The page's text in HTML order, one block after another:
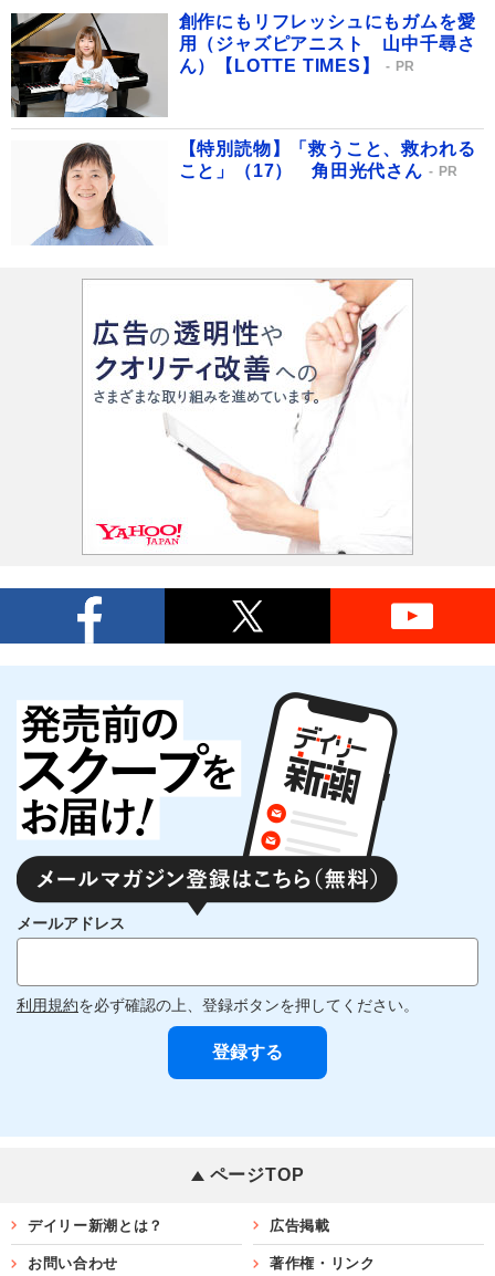
創作にもリフレッシュにもガムを愛
用（ジャズピアニスト 山中千尋さ
ん）【LOTTE TIMES】
PR
【特別読物】「救うこと、救われる
こと」（17） 角田光代さん
PR
メールアドレス
利用規約を必ず確認の上、登録ボタンを押してください。
ページTOP
デイリー新潮とは？ 広告掲載
お問い合わせ 著作権・リンク